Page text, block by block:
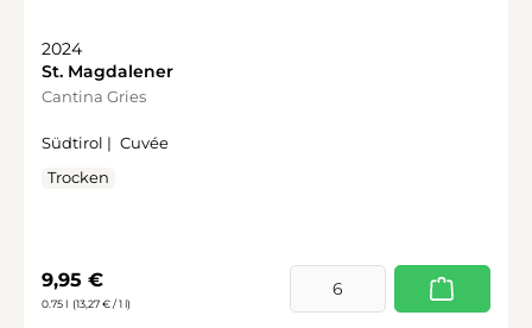
2024
St. Magdalener
Cantina Gries
Südtirol | Cuvée
Trocken
Regulärer Preis:
9,95 €
0.75 l (13,27 € / 1 l)